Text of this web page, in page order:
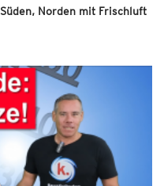
Norden mit Frischluft